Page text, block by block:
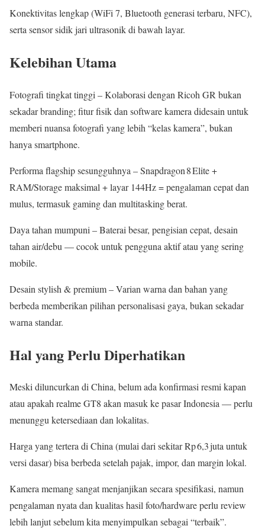
Konektivitas lengkap (WiFi 7, Bluetooth generasi terbaru, NFC),
serta sensor sidik jari ultrasonik di bawah layar.
Kelebihan Utama
Fotografi tingkat tinggi – Kolaborasi dengan Ricoh GR bukan
sekadar branding; fitur fisik dan software kamera didesain untuk
memberi nuansa fotografi yang lebih “kelas kamera”, bukan
hanya smartphone.
Performa flagship sesungguhnya – Snapdragon 8 Elite +
RAM/Storage maksimal + layar 144Hz = pengalaman cepat dan
mulus, termasuk gaming dan multitasking berat.
Daya tahan mumpuni – Baterai besar, pengisian cepat, desain
tahan air/debu — cocok untuk pengguna aktif atau yang sering
mobile.
Desain stylish & premium – Varian warna dan bahan yang
berbeda memberikan pilihan personalisasi gaya, bukan sekadar
warna standar.
Hal yang Perlu Diperhatikan
Meski diluncurkan di China, belum ada konfirmasi resmi kapan
atau apakah realme GT8 akan masuk ke pasar Indonesia — perlu
menunggu ketersediaan dan lokalitas.
Harga yang tertera di China (mulai dari sekitar Rp 6,3 juta untuk
versi dasar) bisa berbeda setelah pajak, impor, dan margin lokal.
Kamera memang sangat menjanjikan secara spesifikasi, namun
pengalaman nyata dan kualitas hasil foto/hardware perlu review
lebih lanjut sebelum kita menyimpulkan sebagai “terbaik”.